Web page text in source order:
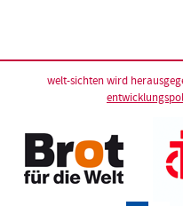
welt-sichten wird